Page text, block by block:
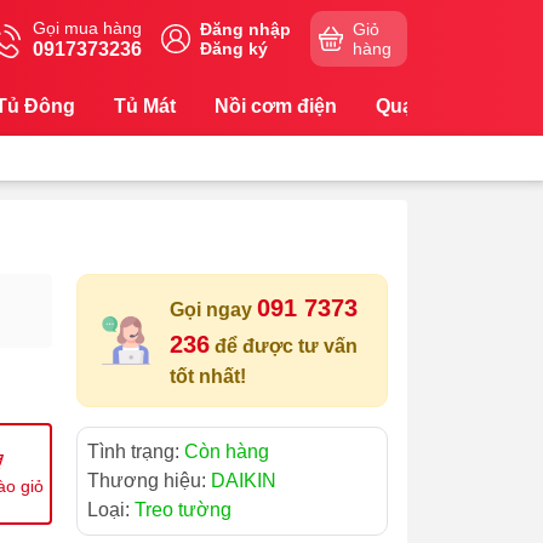
Gọi mua hàng
0917373236
Đăng nhập
Đăng ký
Giỏ
hàng
Đông Tủ Mát Nồi cơm điện Quạt
giỏ
Gọi ngay 091 7373
236để được tư vấn
tốt nhất!
Tình trạng: Còn hàng
Thương hiệu: DAIKIN
Loại: Treo tường